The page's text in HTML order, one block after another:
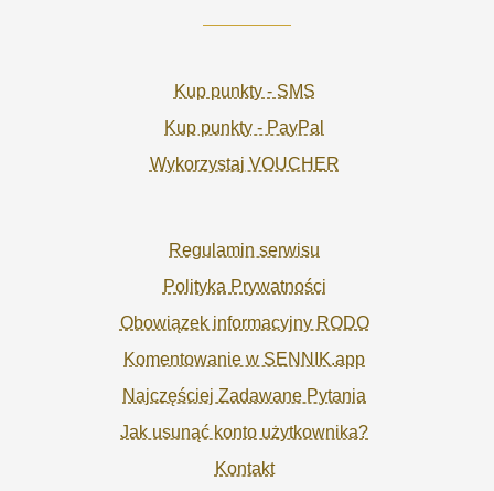
Kup punkty - SMS
Kup punkty - PayPal
Wykorzystaj VOUCHER
Regulamin serwisu
Polityka Prywatności
Obowiązek informacyjny RODO
Komentowanie w SENNIK.app
Najczęściej Zadawane Pytania
Jak usunąć konto użytkownika?
Kontakt